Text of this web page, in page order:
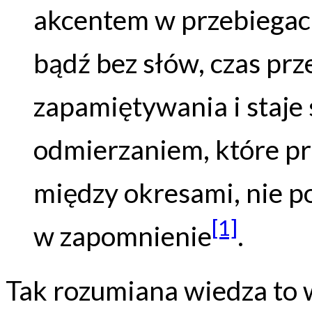
akcentem w
bądź bez słów, czas
zapamiętywania i
odmierzaniem, które
między okresami, nie
w zapomnienie[1].
Tak rozumiana wiedza to